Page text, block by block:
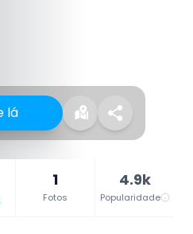
lá
1
Fotos
4.9k
Popularidade